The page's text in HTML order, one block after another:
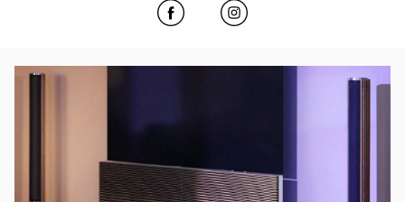
Click to open Facebook
Link Opens in New Tab
Click to open Instagram
Link Opens in New Tab
Imagen del evento